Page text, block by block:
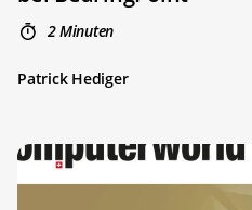
2 Minuten
Patrick Hediger